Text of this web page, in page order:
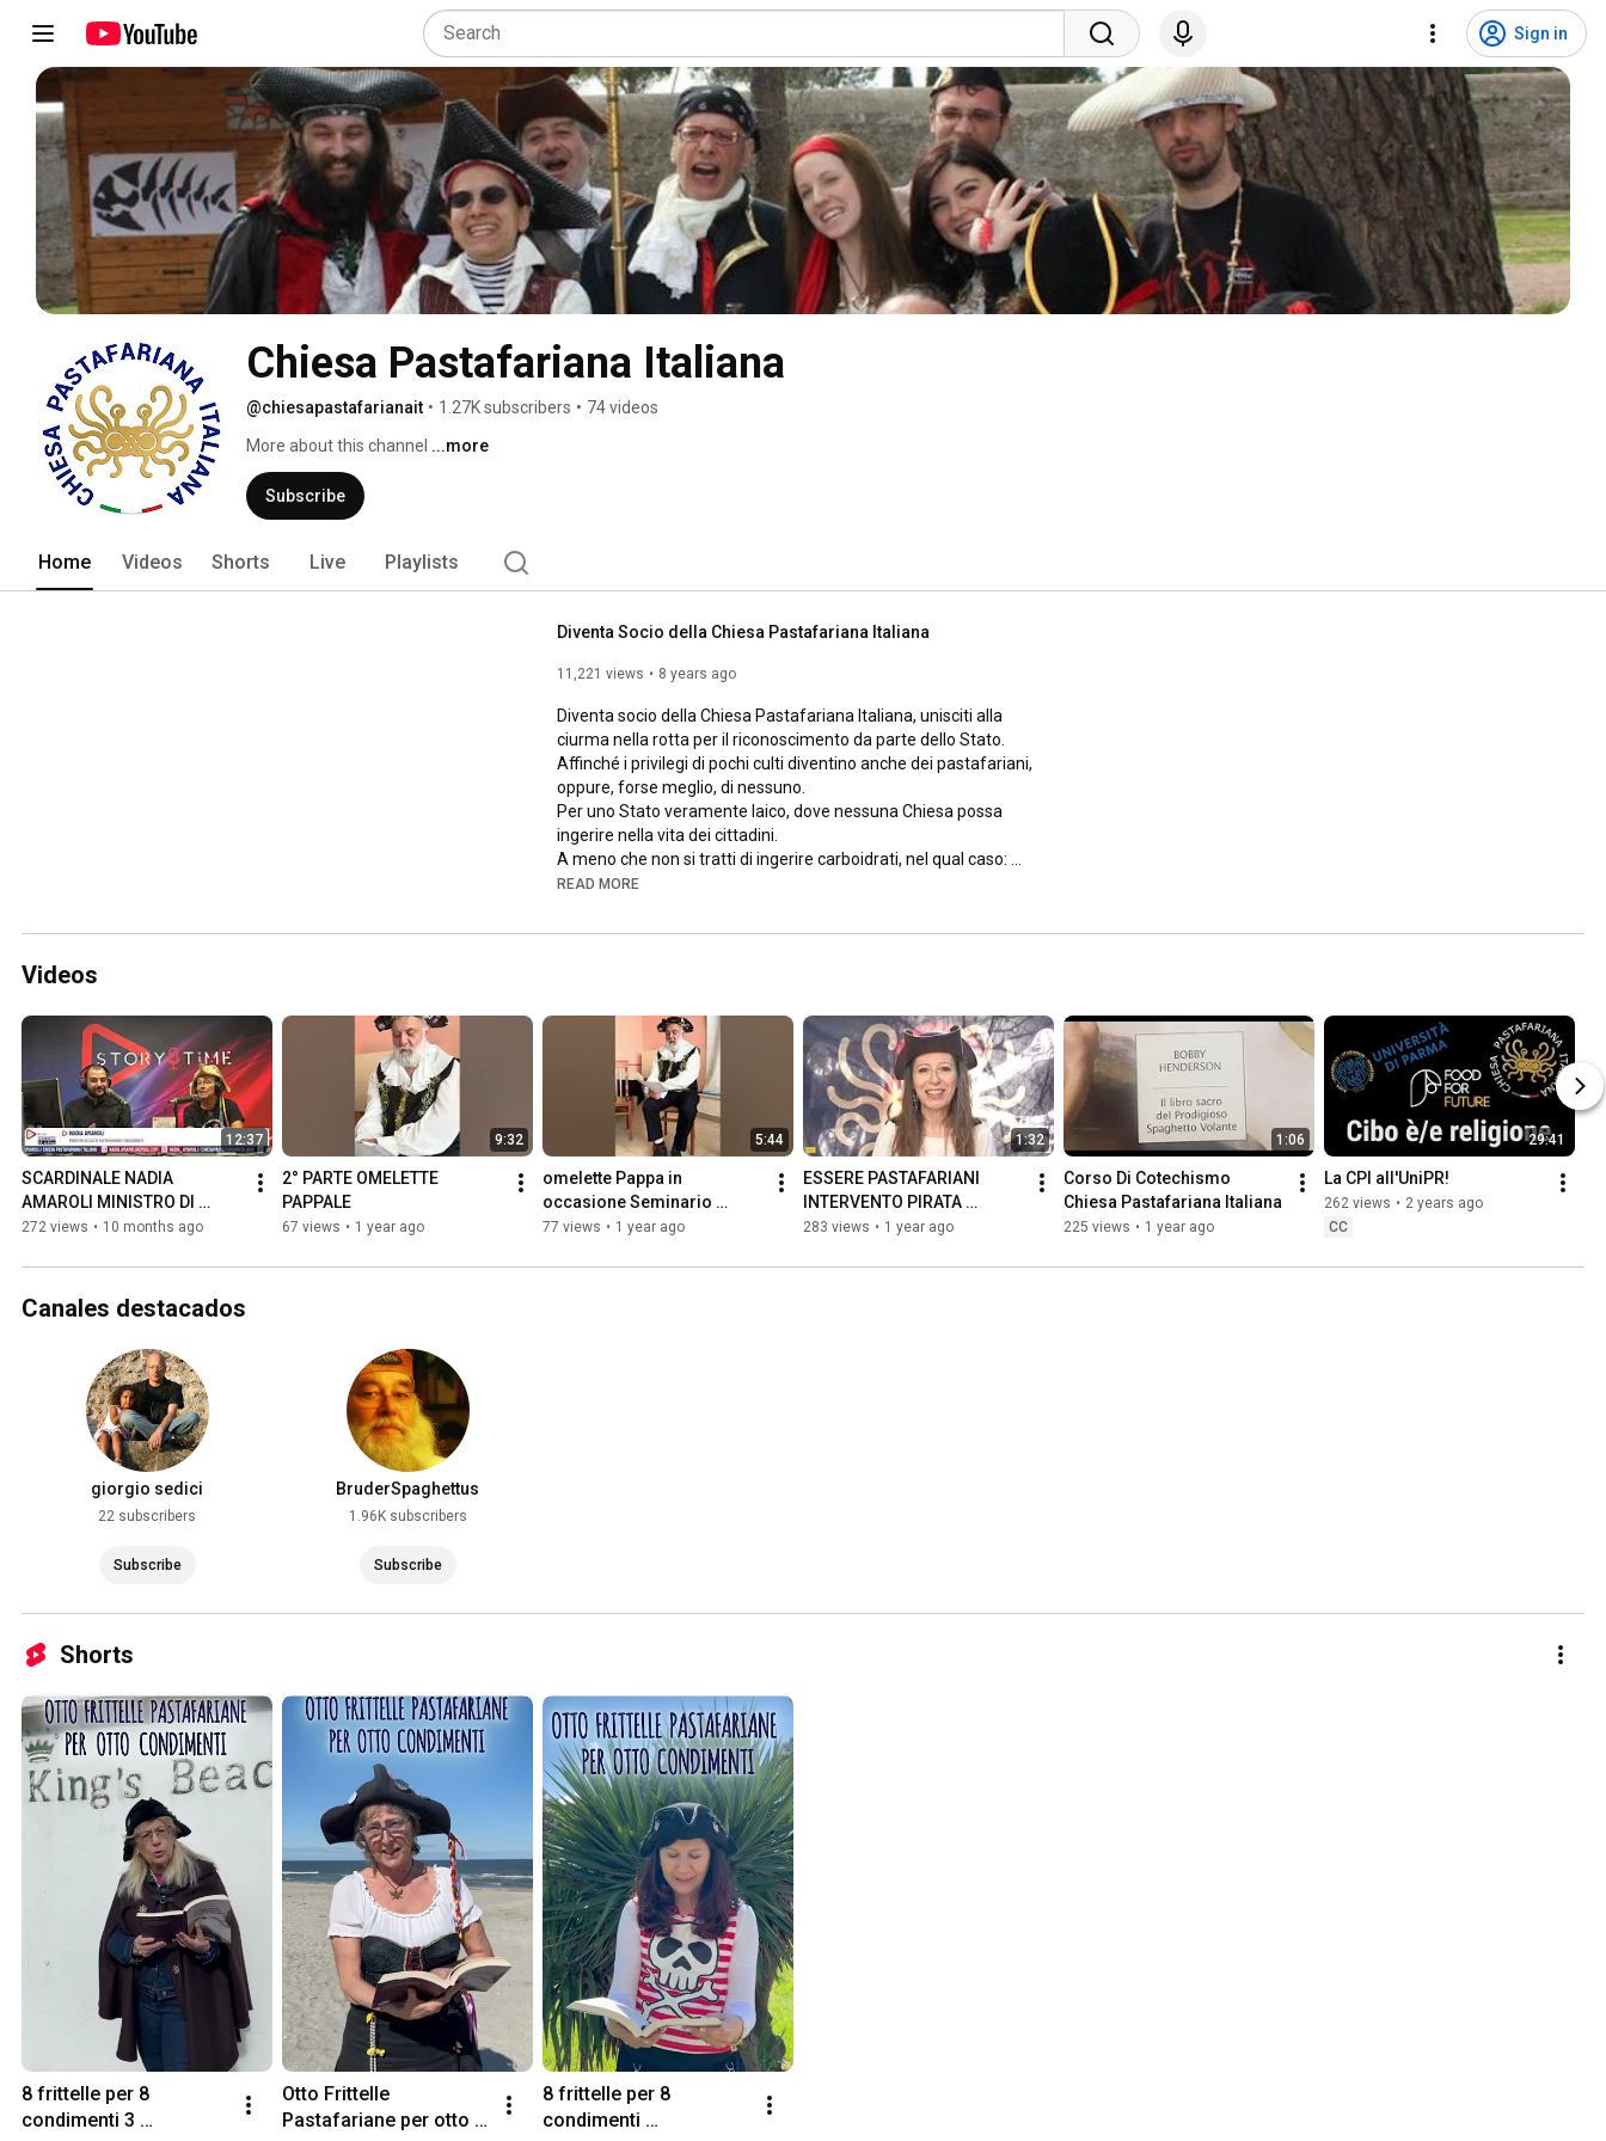
Sign in
Chiesa Pastafariana Italiana
@chiesapastafarianait • 1.27K subscribers • 74 videos
More about this channel ...more
Subscribe
Home Videos Shorts Live Playlists
Diventa Socio della Chiesa Pastafariana Italiana
11,221 views 8 years ago
Diventa socio della Chiesa Pastafariana Italiana, unisciti alla
ciurma nella rotta per il riconoscimento da parte dello Stato.
Affinché i privilegi di pochi culti diventino anche dei pastafariani,
oppure, forse meglio, di nessuno.
Per uno Stato veramente laico, dove nessuna Chiesa possa
ingerire nella vita dei cittadini.
A meno che non si tratti di ingerire carboidrati, nel qual caso:
RAmen!
READ MORE
Videos
12:37
SCARDINALE NADIA
AMAROLI MINISTRO DI
CULTO PASTAFARIANO
272 views • 10 months ago
9:32
2° PARTE OMELETTE
PAPPALE
67 views • 1 year ago
5:44
omelette Pappa in
occasione Seminario
Milano Marittima 1 PARTE
77 views • 1 year ago
1:32
ESSERE PASTAFARIANI
INTERVENTO PIRATA
BICILINDRICA
283 views • 1 year ago
1:06
Corso Di Cotechismo
Chiesa Pastafariana Italiana
225 views • 1 year ago
29:41
La CPI all'UniPR!
262 views • 2 years ago
CC
Canales destacados
giorgio sedici
22 subscribers
Subscribe
BruderSpaghettus
1.96K subscribers
Subscribe
Shorts
8 frittelle per 8
condimenti 3
Otto Frittelle
Pastafariane per otto
8 frittelle per 8
condimenti